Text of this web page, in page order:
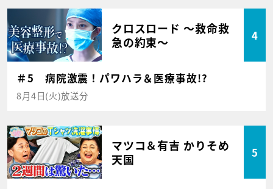
クロスロード ～救命救
急の約束～
4
＃5 病院激震！パワハラ＆医療事故!?
8月4日(火)放送分
マツコ＆有吉 かりそめ
天国
5